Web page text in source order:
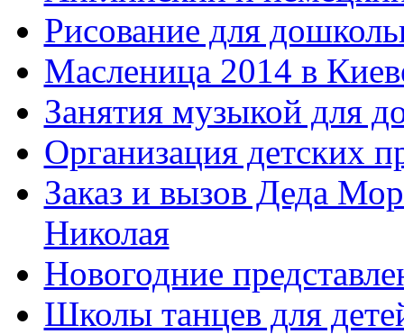
Рисование для
Масленица 2014 в
Занятия музыкой для
Организация детских
Заказ и вызов Деда
Николая
Новогодние
Школы танцев для